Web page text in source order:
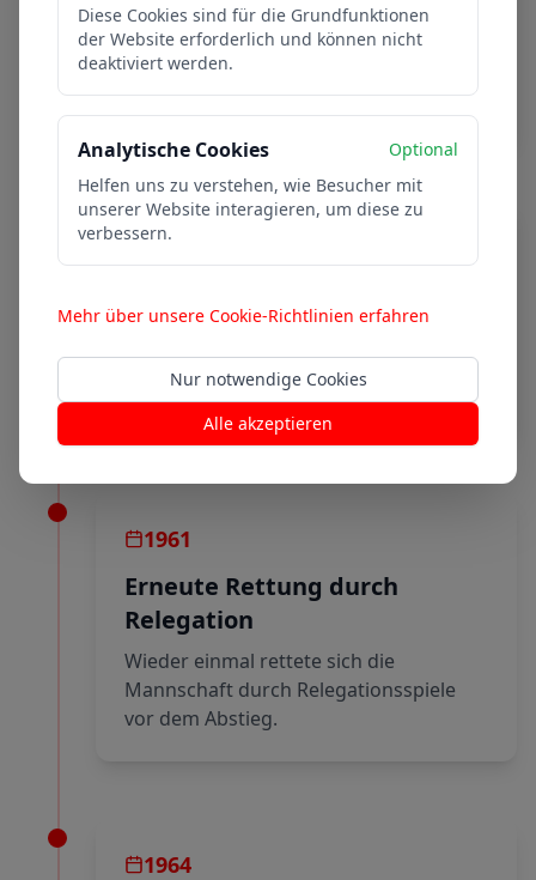
theoretisch der einzige Teilnehmer aus
Steglitz im 'Berliner Oberhaus', der
Deutscher Meister 1953 hätte werden
können.
1958
Amateurliga gerade noch gehalten
werden.
1961
Erneute Rettung durch
Relegation
Wieder einmal rettete sich die
Mannschaft durch Relegationsspiele
vor dem Abstieg.
1964
Diese Cookies sind für die Grundfunktionen
der Website erforderlich und können nicht
deaktiviert werden.
Analytische Cookies
Optional
Helfen uns zu verstehen, wie Besucher mit
unserer Website interagieren, um diese zu
verbessern.
Mehr über unsere Cookie-Richtlinien erfahren
Nur notwendige Cookies
Alle akzeptieren